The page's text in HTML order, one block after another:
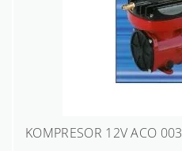
KOMPRESOR 12V ACO 003